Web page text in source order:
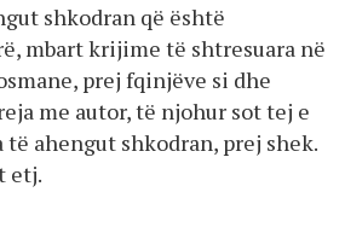
shkodran që është
mbart krijime të shtresuara në
prej fqinjëve si dhe
me autor, të njohur sot tej e
ahengut shkodran, prej shek.
etj.